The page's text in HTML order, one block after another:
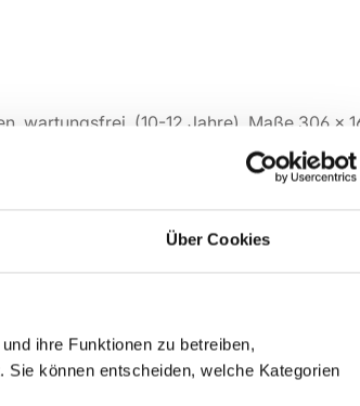
Über Cookies
ihre Funktionen zu betreiben,
können entscheiden, welche Kategorien
wartungsfrei, (10-12 Jahre), Maße 306 x